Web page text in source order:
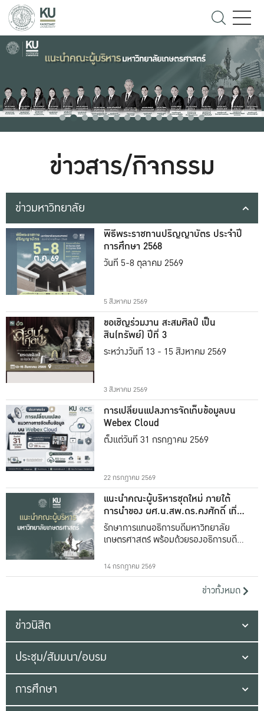
ข่าวสาร/กิจกรรม
ข่าวมหาวิทยาลัย
พิธีพระราชทานปริญญาบัตร ประจำปี
การศึกษา 2568
วันที่ 5-8 ตุลาคม 2569
5 สิงหาคม 2569
ขอเชิญร่วมงาน สะสมศิลป์ เป็น
สิน(ทรัพย์) ปีที่ 3
ระหว่างวันที่ 13 - 15 สิงหาคม 2569
3 สิงหาคม 2569
การเปลี่ยนแปลงการจัดเก็บข้อมูลบน
Webex Cloud
ตั้งแต่วันที่ 31 กรกฎาคม 2569
22 กรกฎาคม 2569
แนะนำคณะผู้บริหารชุดใหม่ ภายใต้
การนำของ ผศ.น.สพ.ดร.คงศักดิ์ เที่ยง
ธรรม
รักษาการแทนอธิการบดีมหาวิทยาลัย
เกษตรศาสตร์ พร้อมด้วยรองอธิการบดีทั้ง
14 กรกฎาคม 2569
ข่าวทั้งหมด
ข่าวนิสิต
ประชุม/สัมมนา/อบรม
การศึกษา